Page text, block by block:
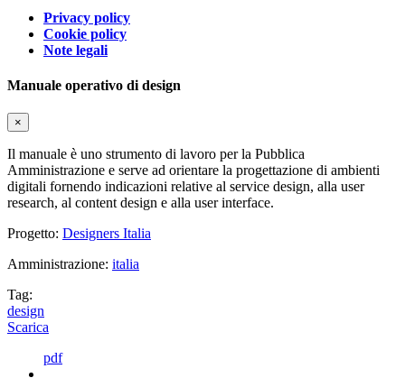
Privacy policy
Cookie policy
Note legali
Manuale operativo di design
×
Il manuale è uno strumento di lavoro per la Pubblica
Amministrazione e serve ad orientare la progettazione di ambienti
digitali fornendo indicazioni relative al service design, alla user
research, al content design e alla user interface.
Progetto: Designers Italia
Amministrazione: italia
Tag:
design
Scarica
pdf